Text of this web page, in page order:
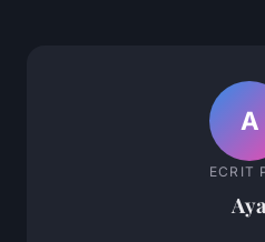
A
ECRIT
Aya